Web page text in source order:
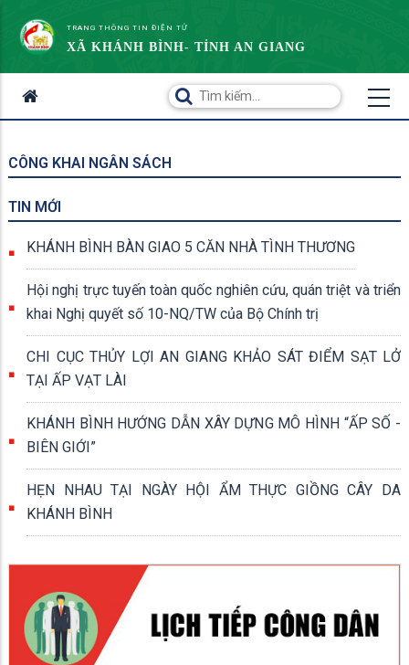
TRANG THÔNG TIN ĐIỆN TỬ
XÃ KHÁNH BÌNH- TỈNH AN GIANG
CÔNG KHAI NGÂN SÁCH
TIN MỚI
KHÁNH BÌNH BÀN GIAO 5 CĂN NHÀ TÌNH THƯƠNG
Hội nghị trực tuyến toàn quốc nghiên cứu, quán triệt và triển
khai Nghị quyết số 10-NQ/TW của Bộ Chính trị
CHI CỤC THỦY LỢI AN GIANG KHẢO SÁT ĐIỂM SẠT LỞ
TẠI ẤP VẠT LÀI
KHÁNH BÌNH HƯỚNG DẪN XÂY DỰNG MÔ HÌNH “ẤP SỐ -
BIÊN GIỚI”
HẸN NHAU TẠI NGÀY HỘI ẨM THỰC GIỒNG CÂY DA
KHÁNH BÌNH